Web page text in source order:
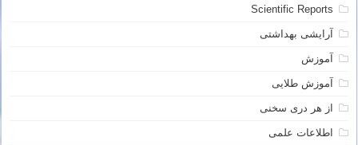
Scientific Reports
آرایشی بهداشتی
آموزش
آموزش طلایی
از هر دری سخنی
اطلاعات علمی